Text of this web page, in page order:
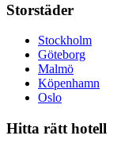
Storstäder
Stockholm
Göteborg
Malmö
Köpenhamn
Oslo
Hitta rätt hotell